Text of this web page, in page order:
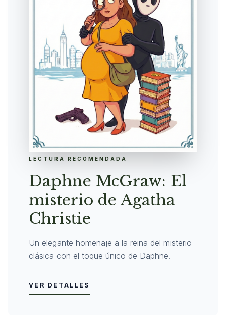
LECTURA RECOMENDADA
Daphne McGraw: El
misterio de Agatha
Christie
Un elegante homenaje a la reina del misterio
clásica con el toque único de Daphne.
VER DETALLES